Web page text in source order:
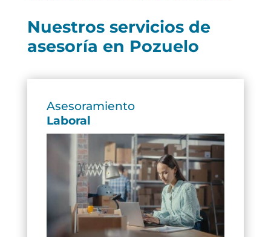
Nuestros servicios de
asesoría en Pozuelo
Asesoramiento
Laboral